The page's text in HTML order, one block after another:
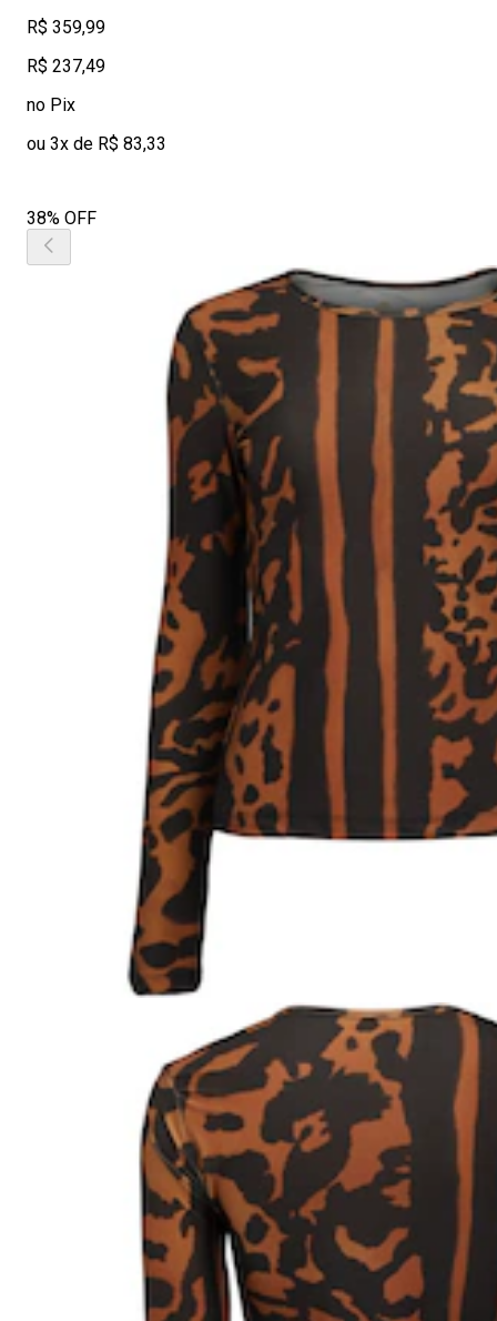
R$ 359,99
R$ 237,49
no Pix
ou 3x de R$ 83,33
38% OFF